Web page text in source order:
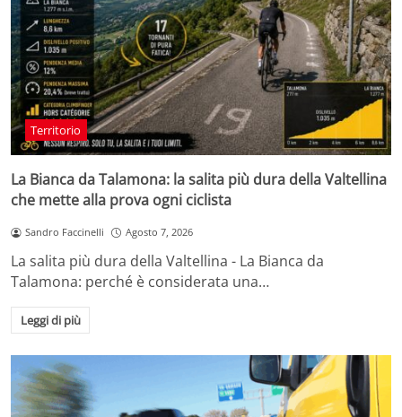
Territorio
La Bianca da Talamona: la salita più dura della Valtellina
che mette alla prova ogni ciclista
Sandro Faccinelli Agosto 7, 2026
La salita più dura della Valtellina - La Bianca da
Talamona: perché è considerata una…
Leggi di più